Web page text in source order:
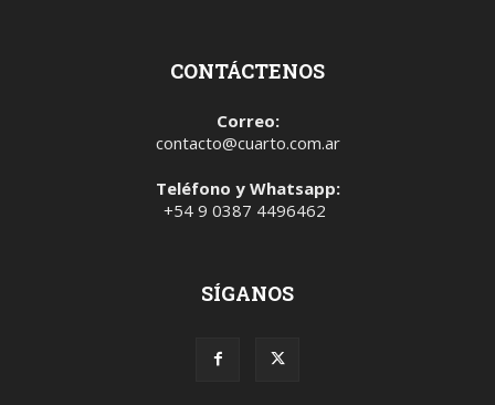
CONTÁCTENOS
Correo:
contacto@cuarto.com.ar
Teléfono y Whatsapp:
+54 9 0387 4496462
SÍGANOS